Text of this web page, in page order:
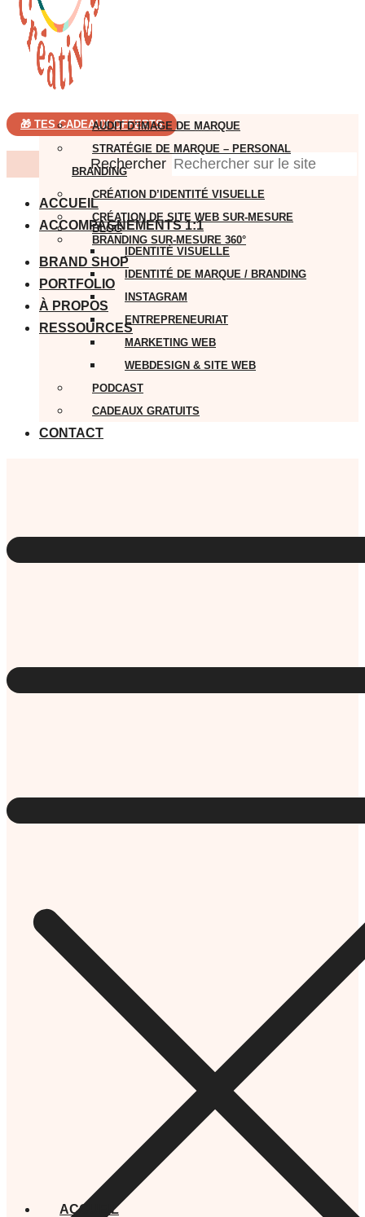
🎁 TES CADEAUX OFFERTS
Rechercher
ACCUEIL
ACCOMPAGNEMENTS 1:1
AUDIT D’IMAGE DE MARQUE
STRATÉGIE DE MARQUE – PERSONAL
BRANDING
CRÉATION D’IDENTITÉ VISUELLE
CRÉATION DE SITE WEB SUR-MESURE
BRANDING SUR-MESURE 360°
BRAND SHOP
PORTFOLIO
À PROPOS
RESSOURCES
BLOG
IDENTITÉ VISUELLE
IDENTITÉ DE MARQUE / BRANDING
INSTAGRAM
ENTREPRENEURIAT
MARKETING WEB
WEBDESIGN & SITE WEB
PODCAST
CADEAUX GRATUITS
CONTACT
ACCUEIL